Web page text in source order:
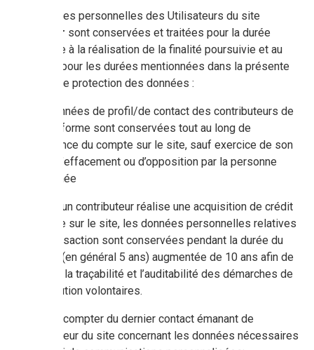
Les données personnelles des Utilisateurs du site
Carbioz.fr sont conservées et traitées pour la durée
nécessaire à la réalisation de la finalité poursuivie et au
maximum pour les durées mentionnées dans la présente
politique de protection des données :
Les données de profil/de contact des contributeurs de
la plateforme sont conservées tout au long de
l’existence du compte sur le site, sauf exercice de son
droit à l’effacement ou d’opposition par la personne
concernée
Lorsqu’un contributeur réalise une acquisition de crédit
Carbone sur le site, les données personnelles relatives
à la transaction sont conservées pendant la durée du
contrat (en général 5 ans) augmentée de 10 ans afin de
garantir la traçabilité et l’auditabilité des démarches de
contribution volontaires.
3 ans à compter du dernier contact émanant de
l’utilisateur du site concernant les données nécessaires